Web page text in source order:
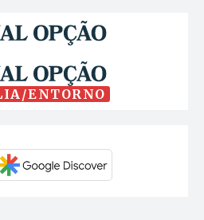
ENTORNO